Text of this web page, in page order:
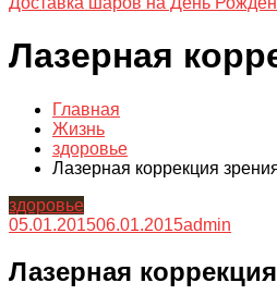
Лазерная
Главная
Жизнь
здоровье
Лазерная коррекция
здоровье
05.01.201506.01.2015admin
Лазерная